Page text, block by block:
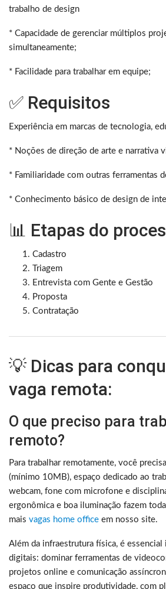
trabalho de design
* Capacidade de gerenciar múltiplos
simultaneamente;
* Facilidade para trabalhar em equipe;
✅ Requisitos
Experiência em marcas de tecnologia,
* Noções de direção de arte e narrativa
* Familiaridade com outras ferramentas
* Conhecimento básico de design de
📊 Etapas do
Cadastro
Triagem
Entrevista com Gente e Gestão
Proposta
Contratação
💡 Dicas para
vaga remota:
O que preciso para
remoto?
Para trabalhar remotamente, você
(mínimo 10MB), espaço dedicado ao
webcam, fone com microfone e
ergonômica e boa iluminação fazem
mais vagas home office em nosso site.
Além da infraestrutura física, é
digitais: dominar ferramentas de
projetos online e comunicação
espaço que inspire produtividade, com